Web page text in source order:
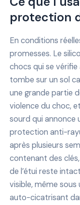
protection
En conditions
promesses. Le
chocs qui se
tombe sur un sol
une grande partie
violence du choc,
sourd qui annonce
protection anti-
après plusieurs
contenant des
de l’étui reste
visible, même sous
auto-cicatrisant